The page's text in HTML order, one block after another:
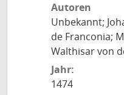
Autoren
Unbekannt;
de Franconia;
Walthisar von
Jahr:
1474